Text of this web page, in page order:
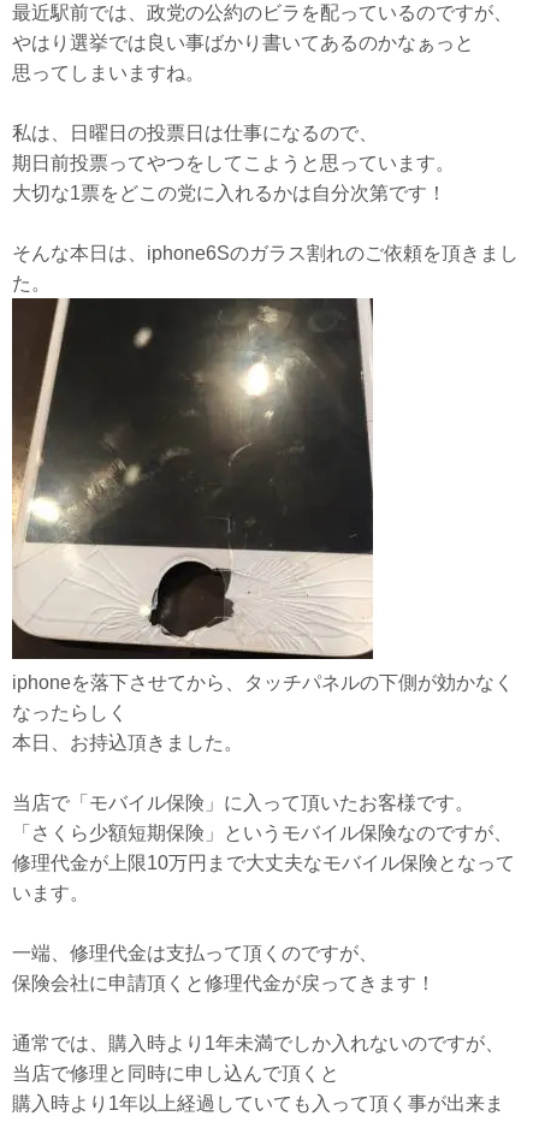
最近駅前では、政党の公約のビラを配っているのですが、
やはり選挙では良い事ばかり書いてあるのかなぁっと
思ってしまいますね。
私は、日曜日の投票日は仕事になるので、
期日前投票ってやつをしてこようと思っています。
大切な1票をどこの党に入れるかは自分次第です！
そんな本日は、iphone6Sのガラス割れのご依頼を頂きまし
た。
iphoneを落下させてから、タッチパネルの下側が効かなく
なったらしく
本日、お持込頂きました。
当店で「モバイル保険」に入って頂いたお客様です。
「さくら少額短期保険」というモバイル保険なのですが、
修理代金が上限10万円まで大丈夫なモバイル保険となって
います。
一端、修理代金は支払って頂くのですが、
保険会社に申請頂くと修理代金が戻ってきます！
通常では、購入時より1年未満でしか入れないのですが、
当店で修理と同時に申し込んで頂くと
購入時より1年以上経過していても入って頂く事が出来ま